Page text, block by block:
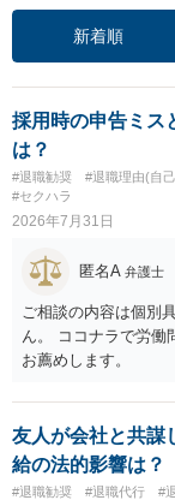
新着順
採用時の申告ミス
は？
#退職勧奨 #退職理由(自
#セクハラ
2026年7月31日
匿名A 弁護士
ご相談の内容は個別
ん。 ココナラで労働
お薦めします。
友人が会社と共謀
給の法的影響は？
#退職勧奨 #退職代行 #